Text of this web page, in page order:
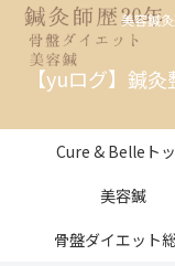
美容鍼
【yuログ】鍼
Cure & Belleト
美容鍼
骨盤ダイエット